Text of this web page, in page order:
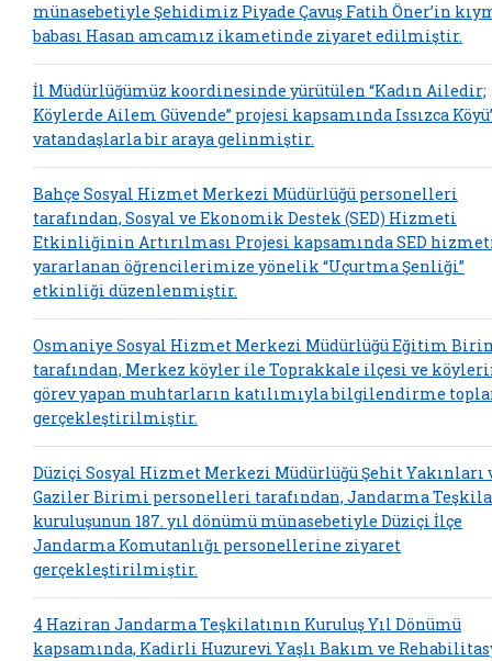
münasebetiyle Şehidimiz Piyade Çavuş Fatih Öner’in
babası Hasan amcamız ikametinde ziyaret edilmiştir.
İl Müdürlüğümüz koordinesinde yürütülen “Kadın Ailedir;
Köylerde Ailem Güvende” projesi kapsamında Issızca
vatandaşlarla bir araya gelinmiştir.
Bahçe Sosyal Hizmet Merkezi Müdürlüğü personelleri
tarafından, Sosyal ve Ekonomik Destek (SED) Hizmeti
Etkinliğinin Artırılması Projesi kapsamında SED
yararlanan öğrencilerimize yönelik “Uçurtma Şenliği”
etkinliği düzenlenmiştir.
Osmaniye Sosyal Hizmet Merkezi Müdürlüğü Eğitim
tarafından, Merkez köyler ile Toprakkale ilçesi ve
görev yapan muhtarların katılımıyla bilgilendirme
gerçekleştirilmiştir.
Düziçi Sosyal Hizmet Merkezi Müdürlüğü Şehit Yakınları
Gaziler Birimi personelleri tarafından, Jandarma
kuruluşunun 187. yıl dönümü münasebetiyle Düziçi İlçe
Jandarma Komutanlığı personellerine ziyaret
gerçekleştirilmiştir.
4 Haziran Jandarma Teşkilatının Kuruluş Yıl Dönümü
kapsamında, Kadirli Huzurevi Yaşlı Bakım ve